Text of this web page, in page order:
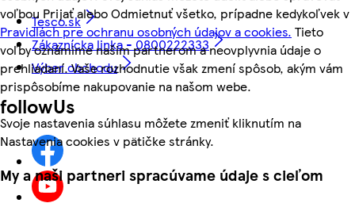
voľbou Prijať alebo Odmietnuť všetko, prípadne kedykoľvek v
Pravidlách pre ochranu osobných údajov a cookies. Tieto
voľby oznámime našim partnerom a neovplyvnia údaje o
prehliadaní. Vaše rozhodnutie však zmení spôsob, akým vám
prispôsobíme nakupovanie na našom webe.
Svoje nastavenia súhlasu môžete zmeniť kliknutím na
Nastavenia cookies v pätičke stránky.
My a naši partneri spracúvame údaje s cieľom
Tesco.sk
Zákaznícka linka - 0800222333
Výber obchodu
followUs